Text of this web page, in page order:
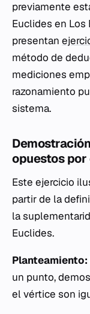
previamente
Euclides en Los
presentan
método de
mediciones
razonamiento
sistema.
opuestos
Este ejercicio
partir de la
la
Euclides.
Planteamiento:
un punto,
el vértice son